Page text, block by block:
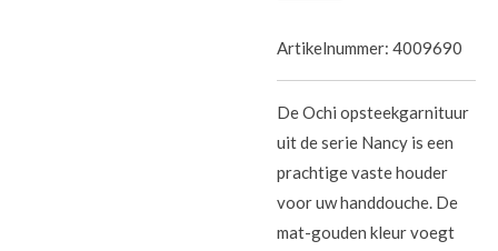
Artikelnummer: 4009690
De Ochi opsteekgarnituur
uit de serie Nancy is een
prachtige vaste houder
voor uw handdouche. De
mat-gouden kleur voegt